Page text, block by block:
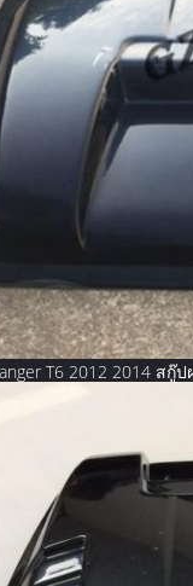
T6 2012 2014 สกู๊